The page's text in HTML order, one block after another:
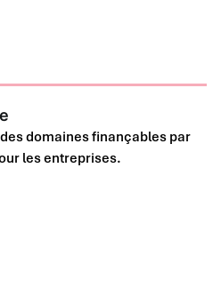
domaines finançables par
les entreprises.